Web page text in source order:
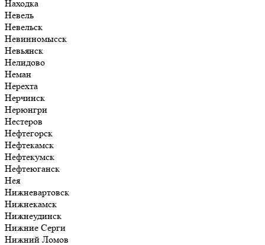
Находка
Невель
Невельск
Невинномысск
Невьянск
Нелидово
Неман
Нерехта
Нерчинск
Нерюнгри
Нестеров
Нефтегорск
Нефтекамск
Нефтекумск
Нефтеюганск
Нея
Нижневартовск
Нижнекамск
Нижнеудинск
Нижние Серги
Нижний Ломов